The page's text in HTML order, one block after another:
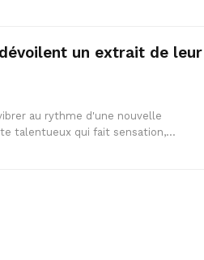
un extrait de leur
au rythme d'une nouvelle
talentueux qui fait sensation,…